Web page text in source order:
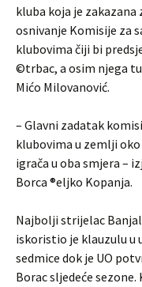
kluba koja je
osnivanje Komisije za
klubovima čiji bi
©trbac, a osim njega
Mićo Milovanović.
– Glavni zadatak
klubovima u zemlji
igrača u oba smjera –
Borca ®eljko Kopanja.
Najbolji strijelac
iskoristio je klauzulu u
sedmice dok je UO
Borac sljedeće